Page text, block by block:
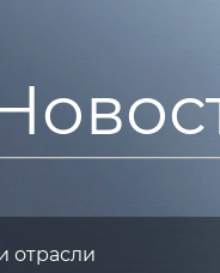
отрасли